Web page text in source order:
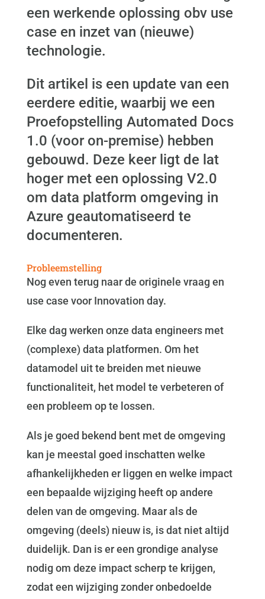
een werkende oplossing obv use
case en inzet van (nieuwe)
technologie.
Dit artikel is een update van een
eerdere editie, waarbij we een
Proefopstelling Automated Docs
1.0 (voor on-premise) hebben
gebouwd. Deze keer ligt de lat
hoger met een oplossing V2.0
om data platform omgeving in
Azure geautomatiseerd te
documenteren.
Probleemstelling
Nog even terug naar de originele vraag en
use case voor Innovation day.
Elke dag werken onze data engineers met
(complexe) data platformen. Om het
datamodel uit te breiden met nieuwe
functionaliteit, het model te verbeteren of
een probleem op te lossen.
Als je goed bekend bent met de omgeving
kan je meestal goed inschatten welke
afhankelijkheden er liggen en welke impact
een bepaalde wijziging heeft op andere
delen van de omgeving. Maar als de
omgeving (deels) nieuw is, is dat niet altijd
duidelijk. Dan is er een grondige analyse
nodig om deze impact scherp te krijgen,
zodat een wijziging zonder onbedoelde